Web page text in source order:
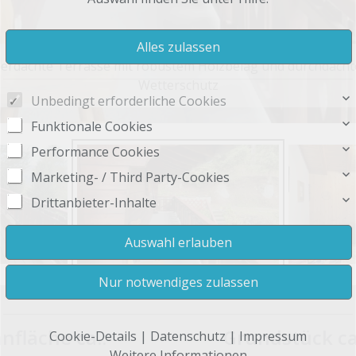
Terrasse mit robustem Holzbelag und
ca.:
Grundstück
Unbedingt erforderliche Cookies
Funktionale Cookies
Performance Cookies
Marketing- / Third Party-Cookies
Drittanbieter-Inhalte
Cookie-Details | Datenschutz | Impressum